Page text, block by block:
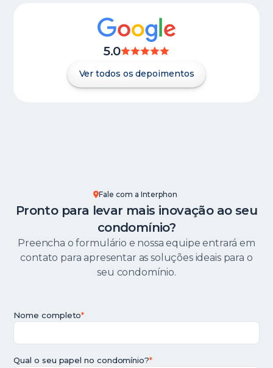
5.0
Ver todos os depoimentos
Fale com a Interphon
Pronto para levar mais inovação ao seu
condomínio?
Preencha o formulário e nossa equipe entrará em
contato para apresentar as soluções ideais para o
seu condomínio.
Nome completo*
Qual o seu papel no condomínio?*